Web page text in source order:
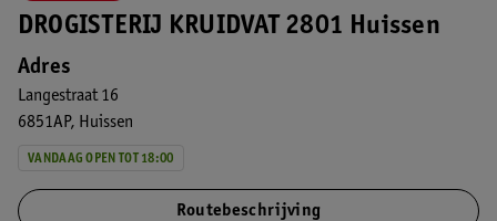
DROGISTERIJ KRUIDVAT 2801 Huissen
Adres
Langestraat 16
6851AP
Huissen
VANDAAG OPEN TOT 18:00
Routebeschrijving